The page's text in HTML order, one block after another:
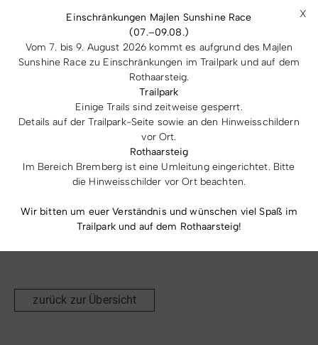
X
Einschränkungen Majlen Sunshine Race
(07.–09.08.)
Vom 7. bis 9. August 2026 kommt es aufgrund des Majlen
Sunshine Race zu Einschränkungen im Trailpark und auf dem
Rothaarsteig.
Trailpark
Einige Trails sind zeitweise gesperrt.
Details auf der Trailpark-Seite sowie an den Hinweisschildern
vor Ort.
Rothaarsteig
Im Bereich Bremberg ist eine Umleitung eingerichtet. Bitte
die Hinweisschilder vor Ort beachten.
Wir bitten um euer Verständnis und wünschen viel Spaß im
Trailpark und auf dem Rothaarsteig!
Das Wanderportal bietet Ihnen eine detaillierte Übersicht
über die Region und dessen traumhafte Wanderwege.
kostenlos
zurück zur Übersicht